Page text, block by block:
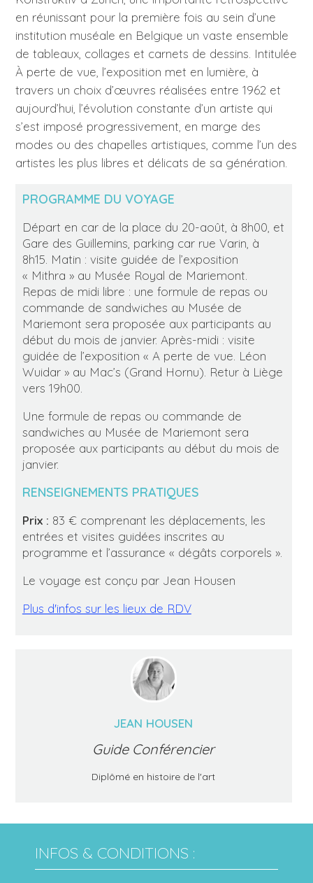
en réunissant pour la première fois au sein d’une
institution muséale en Belgique un vaste ensemble
de tableaux, collages et carnets de dessins. Intitulée
À perte de vue, l’exposition met en lumière, à
travers un choix d’œuvres réalisées entre 1962 et
aujourd’hui, l’évolution constante d’un artiste qui
s’est imposé progressivement, en marge des
modes ou des chapelles artistiques, comme l’un des
artistes les plus libres et délicats de sa génération.
PROGRAMME DU VOYAGE
Départ en car de la place du 20-août, à 8h00, et
Gare des Guillemins, parking car rue Varin, à
8h15. Matin : visite guidée de l’exposition
« Mithra » au Musée Royal de Mariemont.
Repas de midi libre : une formule de repas ou
commande de sandwiches au Musée de
Mariemont sera proposée aux participants au
début du mois de janvier. Après-midi : visite
guidée de l’exposition « A perte de vue. Léon
Wuidar » au Mac’s (Grand Hornu). Retur à Liège
vers 19h00.
Une formule de repas ou commande de
sandwiches au Musée de Mariemont sera
proposée aux participants au début du mois de
janvier.
RENSEIGNEMENTS PRATIQUES
Prix : 83 € comprenant les déplacements, les
entrées et visites guidées inscrites au
programme et l’assurance « dégâts corporels ».
Le voyage est conçu par Jean Housen
Plus d'infos sur les lieux de RDV
JEAN HOUSEN
Guide Conférencier
Diplômé en histoire de l'art
INFOS & CONDITIONS :